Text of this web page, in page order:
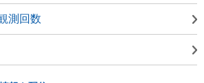
測回数